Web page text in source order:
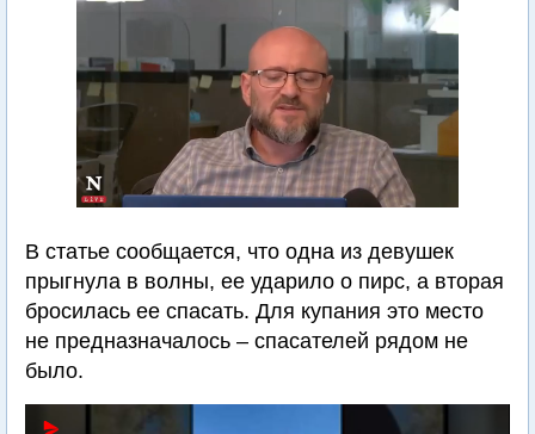
В статье сообщается, что одна из девушек
прыгнула в волны, ее ударило о пирс, а вторая
бросилась ее спасать. Для купания это место
не предназначалось – спасателей рядом не
было.